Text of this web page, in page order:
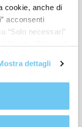
cookie, anche di
acconsenti
“Solo necessari”
categoria di
consulta la
dettagli